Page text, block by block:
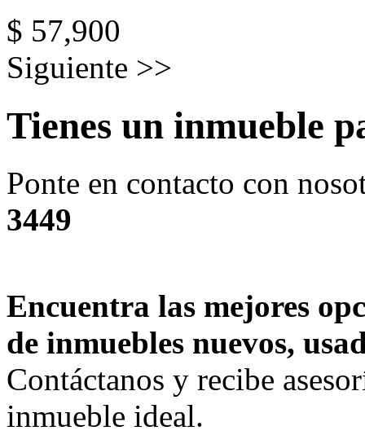
$ 57,900
Siguiente >>
Tienes un inmueble
Ponte en contacto con
3449
Encuentra las mejores
de inmuebles nuevos,
Contáctanos y recibe
inmueble ideal.